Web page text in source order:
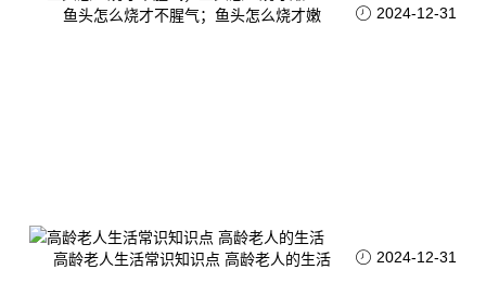
鱼头怎么烧才不腥气；鱼头怎么烧才嫩 2024-12-31
高龄老人生活常识知识点 高龄老人的生活 2024-12-31